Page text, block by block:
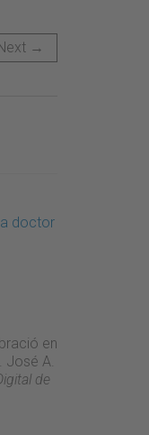
→
doctor
en
José A.
de